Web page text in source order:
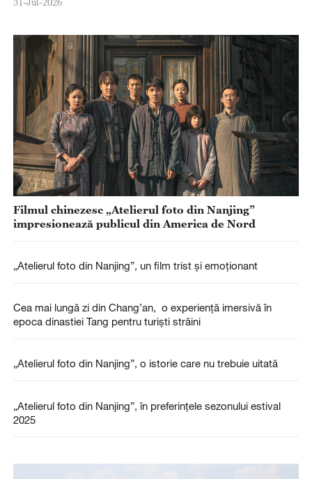
Filmul chinezesc „Atelierul foto din Nanjing”
impresionează publicul din America de Nord
„Atelierul foto din Nanjing”, un film trist și emoționant
Cea mai lungă zi din Chang’an, o experiență imersivă în
epoca dinastiei Tang pentru turiști străini
„Atelierul foto din Nanjing”, o istorie care nu trebuie uitată
„Atelierul foto din Nanjing”, în preferințele sezonului estival
2025